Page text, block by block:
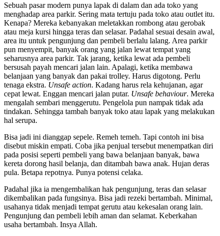
Sebuah pasar modern punya lapak di dalam dan ada toko yang
menghadap area parkir. Sering mata tertuju pada toko atau outlet itu.
Kenapa? Mereka kebanyakan meletakkan rombong atau gerobak
atau meja kursi hingga teras dan selasar. Padahal sesuai desain awal,
area itu untuk pengunjung dan pembeli berlalu lalang. Area parkir
pun menyempit, banyak orang yang jalan lewat tempat yang
seharusnya area parkir. Tak jarang, ketika lewat ada pembeli
bersusah payah mencari jalan lain. Apalagi, ketika membawa
belanjaan yang banyak dan pakai trolley. Harus digotong. Perlu
tenaga ekstra. Unsafe action. Kadang harus rela kehujanan, agar
cepat lewat. Enggan mencari jalan putar. Unsafe behaviour. Mereka
mengalah sembari menggerutu. Pengelola pun nampak tidak ada
tindakan. Sehingga tambah banyak toko atau lapak yang melakukan
hal serupa.
Bisa jadi ini dianggap sepele. Remeh temeh. Tapi contoh ini bisa
disebut miskin empati. Coba jika penjual tersebut menempatkan diri
pada posisi seperti pembeli yang bawa belanjaan banyak, bawa
kereta dorong hasil belanja, dan ditambah bawa anak. Hujan deras
pula. Betapa repotnya. Punya potensi celaka.
Padahal jika ia mengembalikan hak pengunjung, teras dan selasar
dikembalikan pada fungsinya. Bisa jadi rezeki bertambah. Minimal,
usahanya tidak menjadi tempat gerutu atau kekesalan orang lain.
Pengunjung dan pembeli lebih aman dan selamat. Keberkahan
usaha bertambah. Insya Allah.